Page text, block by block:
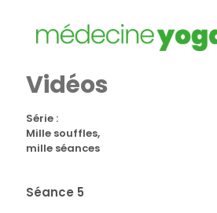
Vidéos
Série :
Mille souffles,
mille séances
Séance 5